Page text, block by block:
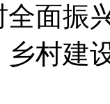
全面振
乡村建